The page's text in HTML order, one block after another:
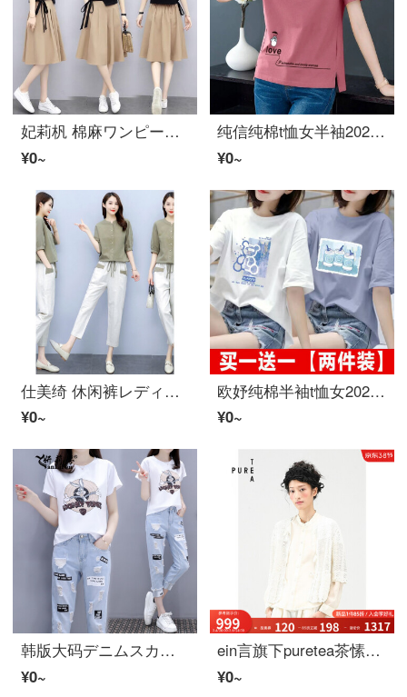
妃莉杋 棉麻ワンピースレディースファッション2022年新着夏韩版气质修身显瘦两件装套装小个子洋气减龄夏天半袖Ｔシャツa字裙子 黑+卡其 M
¥0~
纯信纯棉t恤女半袖2021新着半袖女夏韩版宽松显瘦胖mm百搭大码休闲レディースファッション上衣打底衫 紫红色【半袖】Love XL 120-140斤
¥0~
仕美绮 休闲裤レディースファッション套装2022年夏新着韩版宽松时尚洋气休闲女神范棉麻网红工装裤两件装运动ズボン女夏天 军绿色 L【建议100-115斤】
¥0~
欧妤纯棉半袖t恤女2022夏レディースファッション新着韩版宽松百搭显瘦休闲体恤女上衣打底衫 白色【蓝油画熊】+蓝色易拉罐 XL建议110-120斤
¥0~
韩版大码デニムスカートカジュアルファッション気质半袖プリント夏2枚セットスカート女性夏白T+浅色S
¥0~
ein言旗下puretea茶愫白色五分长袖透かし开衫毛ニット2022夏新着レディスフィア暮白S
¥0~